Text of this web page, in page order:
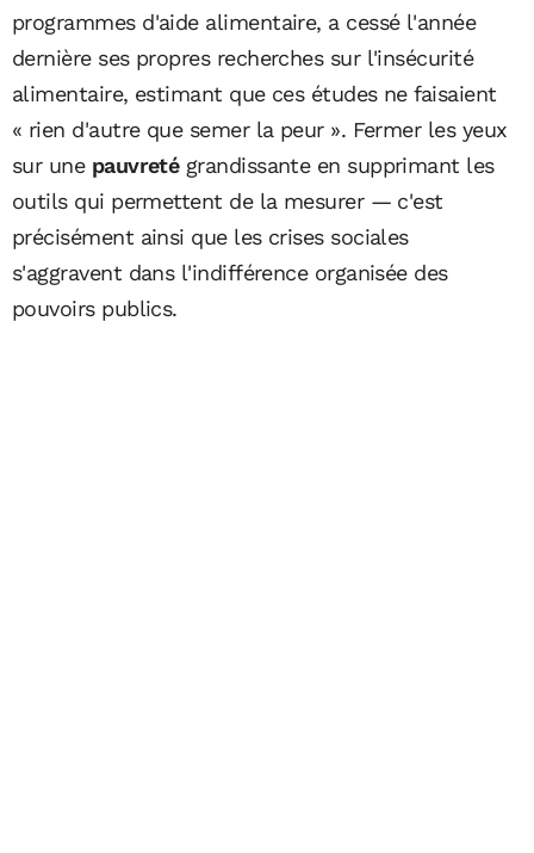
programmes d'aide alimentaire, a cessé l'année
dernière ses propres recherches sur l'insécurité
alimentaire, estimant que ces études ne faisaient
« rien d'autre que semer la peur ». Fermer les yeux
sur une pauvretégrandissante en supprimant les
outils qui permettent de la mesurer — c'est
précisément ainsi que les crises sociales
s'aggravent dans l'indifférence organisée des
pouvoirs publics.